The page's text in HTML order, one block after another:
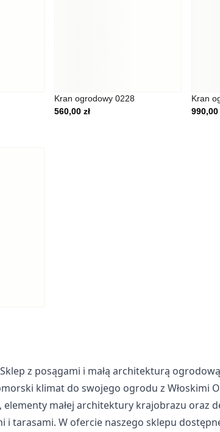
Kran ogrodowy 0228
560,00 zł
Kran
990,00
z posągami i małą architekturą ogrodową
klimat do swojego ogrodu z Włoskimi
małej architektury krajobrazu oraz
i tarasami. W ofercie naszego sklepu
zgłaszając anonimowe informacje.